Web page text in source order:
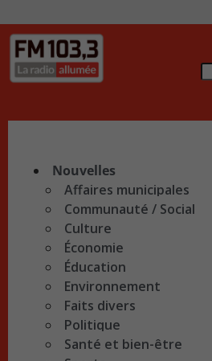
Nouvelles
Affaires municipales
Communauté / Social
Culture
Économie
Éducation
Environnement
Faits divers
Politique
Santé et bien-être